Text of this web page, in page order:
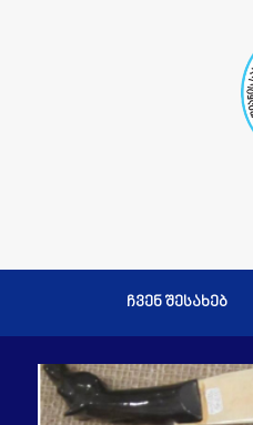
ჩვენ შესახებ